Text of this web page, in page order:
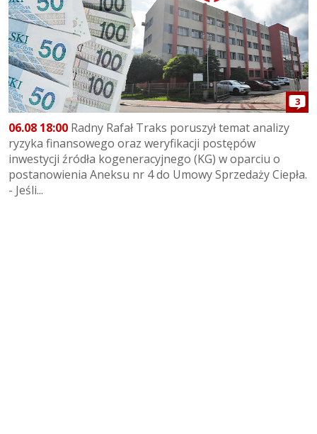
3
06.08 18:00 Radny Rafał Traks poruszył temat analizy
ryzyka finansowego oraz weryfikacji postępów
inwestycji źródła kogeneracyjnego (KG) w oparciu o
postanowienia Aneksu nr 4 do Umowy Sprzedaży Ciepła.
- Jeśli...